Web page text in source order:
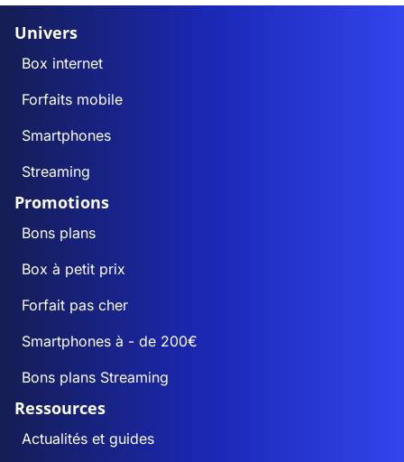
Univers
Box internet
Forfaits mobile
Smartphones
Streaming
Promotions
Bons plans
Box à petit prix
Forfait pas cher
Smartphones à - de 200€
Bons plans Streaming
Ressources
Actualités et guides